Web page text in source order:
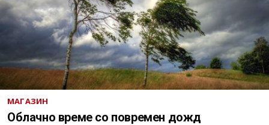
МАГАЗИН
Облачно време со повремен дожд